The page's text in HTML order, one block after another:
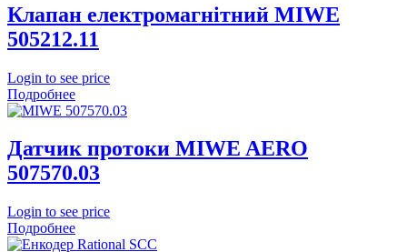
Клапан електромагнітний MIWE
505212.11
Login to see price
Подробнее
Датчик протоки MIWE AERO
507570.03
Login to see price
Подробнее